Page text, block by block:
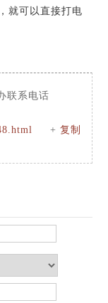
就可以直接打电
联系电话
+复制